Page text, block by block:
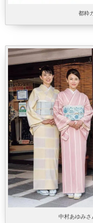
都粋
中村あゆみさ